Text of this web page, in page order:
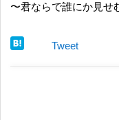
〜君ならで誰にか見
Tweet